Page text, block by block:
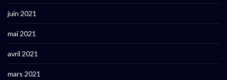
juin 2021
mai 2021
avril 2021
mars 2021